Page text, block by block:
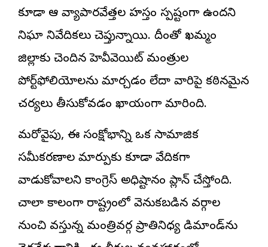
కూడా ఆ వ్యాపారవేత్తల హస్తం స్పష్టంగా ఉందని
నిఘా నివేదికలు చెప్తున్నాయి. దీంతో ఖమ్మం
జిల్లాకు చెందిన హెవీవెయిట్ మంత్రుల
పోర్ట్‌ఫోలియోలను మార్చడం లేదా వారిపై కఠినమైన
చర్యలు తీసుకోవడం ఖాయంగా మారింది.
మరోవైపు, ఈ సంక్షోభాన్ని ఒక సామాజిక
సమీకరణాల మార్పుకు కూడా వేదికగా
వాడుకోవాలని కాంగ్రెస్ అధిష్టానం ప్లాన్ చేస్తోంది.
చాలా కాలంగా రాష్ట్రంలో వెనుకబడిన వర్గాల
నుంచి వస్తున్న మంత్రివర్గ ప్రాతినిధ్య డిమాండ్‌ను